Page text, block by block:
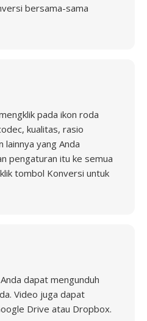
bersama-sama
pada ikon roda
kualitas, rasio
lainnya yang Anda
pengaturan itu ke semua
tombol Konversi untuk
dapat mengunduh
Video juga dapat
Drive atau Dropbox.